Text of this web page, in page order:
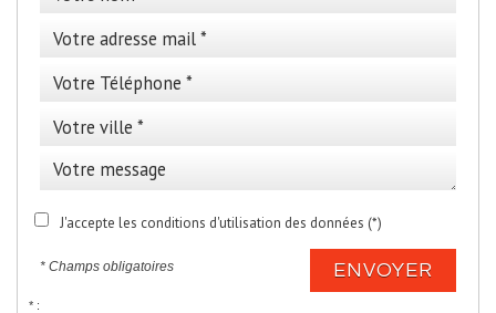
J'accepte les conditions d'utilisation des données (*)
* Champs obligatoires ENVOYER
* :